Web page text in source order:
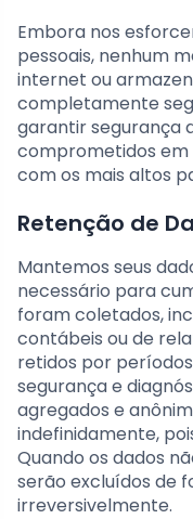
Embora nos
pessoais, nenhum
internet ou
completamente
garantir segurança
comprometidos
com os mais altos
Retenção de
Mantemos seus
necessário para
foram coletados,
contábeis ou de
retidos por
segurança e
agregados e
indefinidamente,
Quando os dados
serão excluídos de
irreversivelmente.